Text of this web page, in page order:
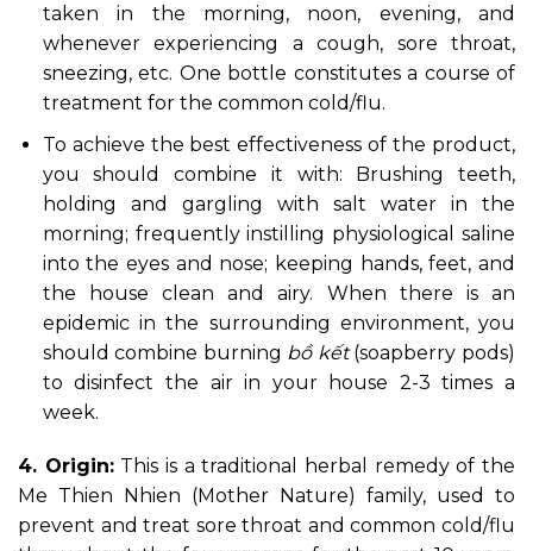
taken in the morning, noon, evening, and
whenever experiencing a cough, sore throat,
sneezing, etc. One bottle constitutes a course of
treatment for the common cold/flu.
To achieve the best effectiveness of the product,
you should combine it with: Brushing teeth,
holding and gargling with salt water in the
morning; frequently instilling physiological saline
into the eyes and nose; keeping hands, feet, and
the house clean and airy. When there is an
epidemic in the surrounding environment, you
should combine burning bồ kết(soapberry pods)
to disinfect the air in your house 2-3 times a
week.
4. Origin:This is a traditional herbal remedy of the
Me Thien Nhien (Mother Nature) family, used to
prevent and treat sore throat and common cold/flu